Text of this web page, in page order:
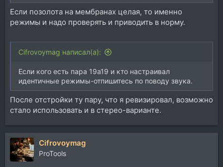
Если позолота на мембранах целая, то именно
режимы и надо проверять и приводить в норму.
Cifrovoymag написал(а):
Если кого есть пара 19а19 и кто настраивал
идентичные режимы-отпишитесь по поводу звука.
После отстройки ту пару, что я ревизировал, возможно
стало использовать и в стерео-варианте.
Cifrovoymag
ProTools